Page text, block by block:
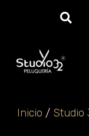
Inicio / Studio